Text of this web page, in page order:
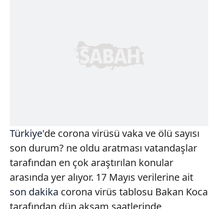
Türkiye'de corona virüsü vaka ve ölü sayısı
son durum? ne oldu aratması vatandaşlar
tarafından en çok araştırılan konular
arasında yer alıyor. 17 Mayıs verilerine ait
son dakika corona virüs tablosu Bakan Koca
tarafından dün akşam saatlerinde